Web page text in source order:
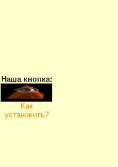
Наша кнопка:
Как
установить?